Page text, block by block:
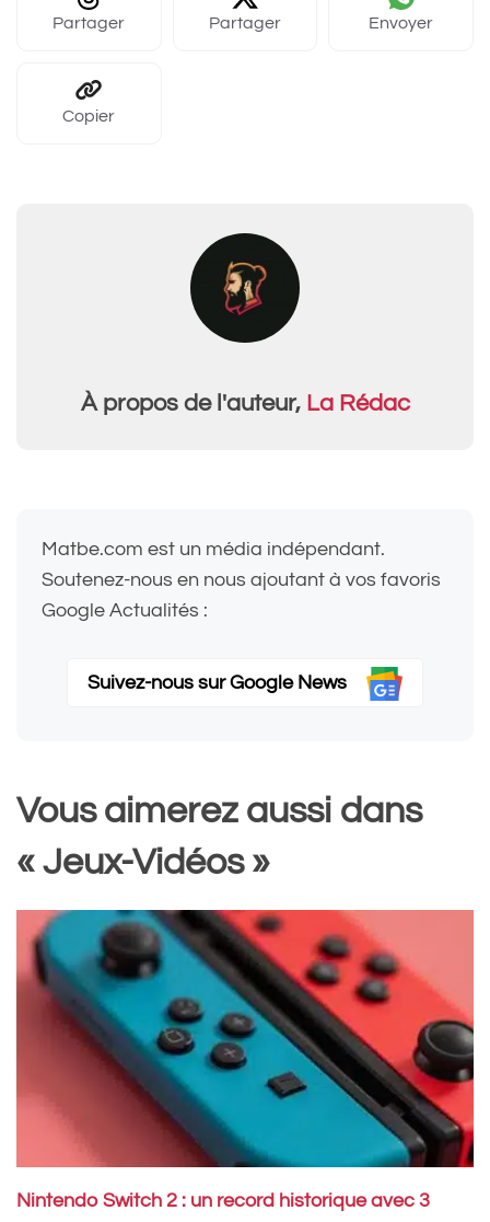
Partager Partager Envoyer
Copier
À propos de l'auteur, La Rédac
Matbe.com est un média indépendant.
Soutenez-nous en nous ajoutant à vos favoris
Google Actualités :
Suivez-nous sur Google News
Vous aimerez aussi dans
« Jeux-Vidéos »
Nintendo Switch 2 : un record historique avec 3